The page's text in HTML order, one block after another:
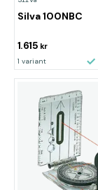
Silva 100NBC
1.615 kr
1 variant